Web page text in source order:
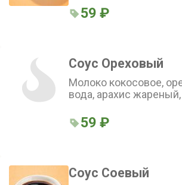
59 ₽
Соус Ореховый
Молоко кокосовое,
вода, арахис
59 ₽
Соус Соевый